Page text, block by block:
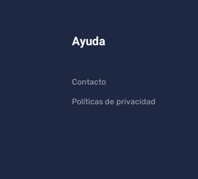
Ayuda
Contacto
Políticas de privacidad